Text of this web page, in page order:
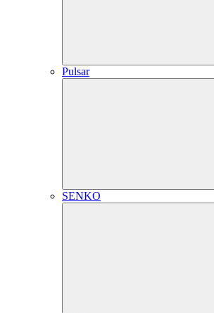
Pulsar
SENKO